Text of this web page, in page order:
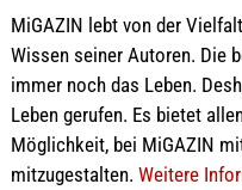
MiGAZIN lebt von der
Wissen seiner Autoren. Die
immer noch das Leben.
Leben gerufen. Es bietet
Möglichkeit, bei MiGAZIN
mitzugestalten. Weitere